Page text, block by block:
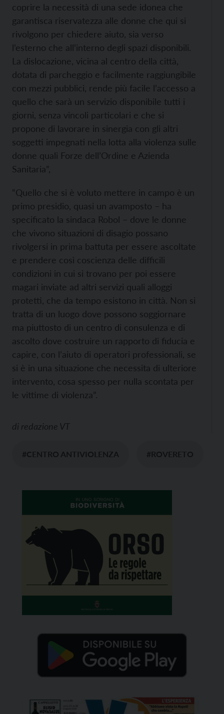
coprire la necessità di una sede idonea che
garantisca riservatezza alle donne che qui si
rivolgono per chiedere aiuto, sia verso
l’esterno che all’interno degli spazi disponibili.
La dislocazione, vicina al centro della città,
dotata di parcheggio e facilmente raggiungibile
con mezzi pubblici, rende più facile l’accesso a
quello che sarà un servizio disponibile tutti i
giorni, senza vincoli particolari e che si
propone di lavorare in sinergia con gli altri
soggetti impegnati nella lotta alla violenza sulle
donne quali Forze dell’Ordine e Azienda
Sanitaria”,
“Quello che si è voluto mettere in campo è un
primo presidio, quasi un avamposto – ha
specificato la sindaca Robol – dove le donne
che vivono situazioni di disagio possano
rivolgersi in prima battuta per essere ascoltate
e prendere così coscienza delle difficili
condizioni in cui si trovano per poi essere
magari inviate ad altri servizi quali alloggi
protetti, che da tempo esistono in città. Non si
tratta di un luogo dove possono soggiornare
ma piuttosto di un centro di consulenza e di
ascolto dove costruire un rapporto di fiducia e
capire, con l’aiuto di operatori professionali, se
si è in una situazione che necessita di ulteriore
intervento, cosa spesso per nulla scontata per
le vittime di violenza”.
di redazione VT
#CENTRO ANTIVIOLENZA #ROVERETO